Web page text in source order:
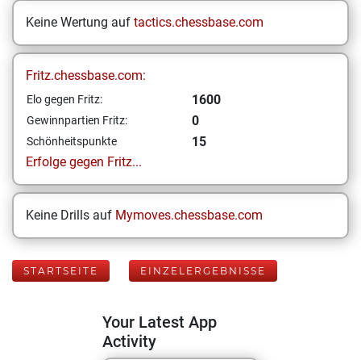
Keine Wertung auf tactics.chessbase.com
Fritz.chessbase.com:
Elo gegen Fritz: 1600
Gewinnpartien Fritz: 0
Schönheitspunkte
15
Erfolge gegen Fritz...
Keine Drills auf Mymoves.chessbase.com
STARTSEITE EINZELERGEBNISSE
Your Latest App
Activity